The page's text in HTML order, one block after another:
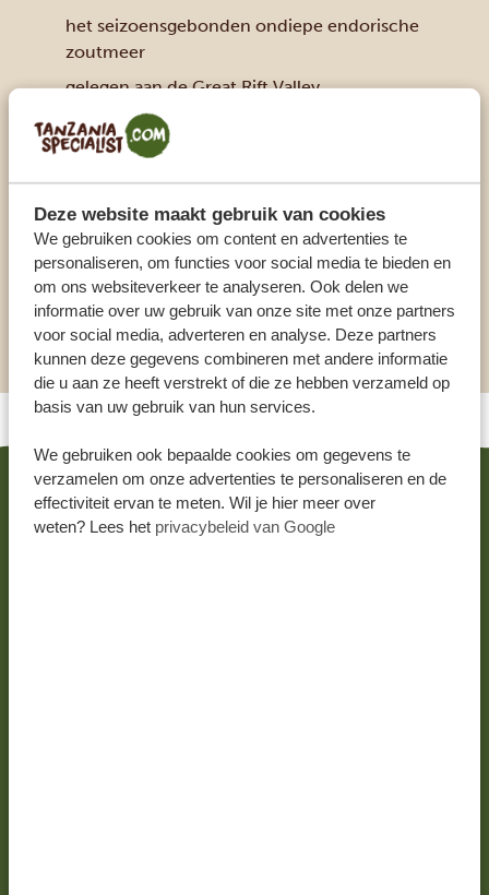
Deze website maakt gebruik van cookies
We gebruiken cookies om content en advertenties te
personaliseren, om functies voor social media te bieden en
om ons websiteverkeer te analyseren. Ook delen we
informatie over uw gebruik van onze site met onze partners
voor social media, adverteren en analyse. Deze partners
kunnen deze gegevens combineren met andere informatie
die u aan ze heeft verstrekt of die ze hebben verzameld op
basis van uw gebruik van hun services.
We gebruiken ook bepaalde cookies om gegevens te
verzamelen om onze advertenties te personaliseren en de
effectiviteit ervan te meten. Wil je hier meer over
weten? Lees het privacybeleid van Google
het seizoensgebonden ondiepe endorische
zoutmeer
gelegen aan de Great Rift Valley
in de buurt van de Ngorongoro-hooglanden
bekend om zijn vele vogelsoorten
jagen met bosjesmannen
Feiten over Lake Eyasi
1050 km² groot meer
gelegen op 1000 meter boven zeeniveau
de thuisbasis van de Hadzabe-bosjesmannen
GERELATEERDE REIZEN